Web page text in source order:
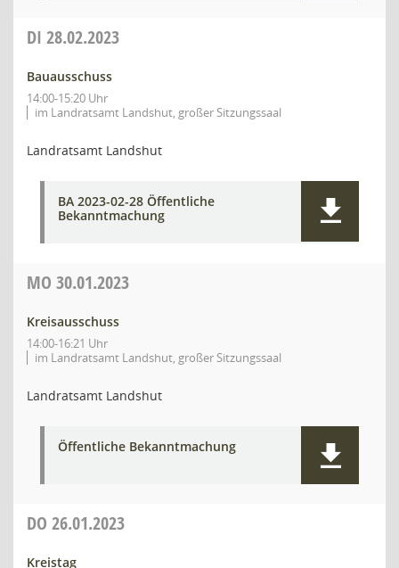
DI 28.02.2023
Bauausschuss
14:00-15:20 Uhr
im Landratsamt Landshut, großer Sitzungssaal
Landratsamt Landshut
BA 2023-02-28 Öffentliche
Bekanntmachung
MO 30.01.2023
Kreisausschuss
14:00-16:21 Uhr
im Landratsamt Landshut, großer Sitzungssaal
Landratsamt Landshut
Öffentliche Bekanntmachung
DO 26.01.2023
Kreistag